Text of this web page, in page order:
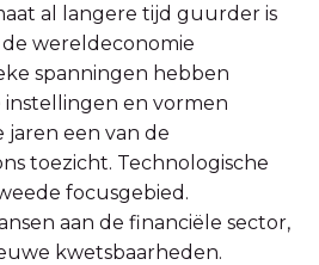
al langere tijd guurder is
wereldeconomie
spanningen hebben
en vormen
een van de
toezicht. Technologische
focusgebied.
aan de financiële sector,
kwetsbaarheden.